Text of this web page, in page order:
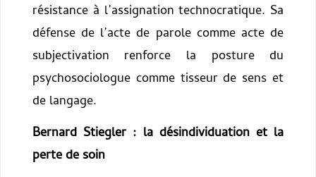
résistance à l’assignation technocratique. Sa
défense de l’acte de parole comme acte de
subjectivation renforce la posture du
psychosociologue comme tisseur de sens et
de langage.
Bernard Stiegler : la désindividuation et la
perte de soin